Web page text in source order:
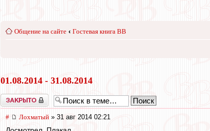
Общение на сайте ‹ Гостевая книга ВВ
01.08.2014 - 31.08.2014
Закрыто
# Лохматый » 31 авг 2014 02:21